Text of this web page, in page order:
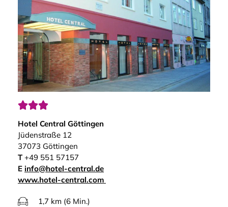

Hotel Central Göttingen
Jüdenstraße 12
37073 Göttingen
T+49 551 57157
E info@hotel-central.de
www.hotel-central.com
1,7 km (6 Min.)